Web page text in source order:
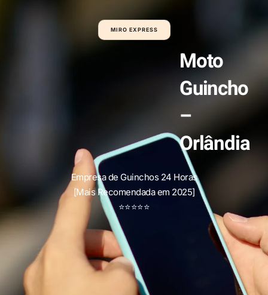
MIRO EXPRESS
Moto
Guincho
–
Orlândia
Empresa de Guinchos 24 Horas
[Mais Recomendada em 2025]
⭐⭐⭐⭐⭐